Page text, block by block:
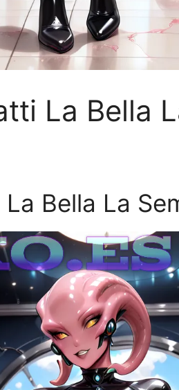
La Bella
Bella La